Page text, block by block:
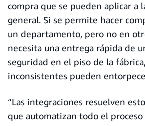
compra que se pueden aplicar a
general. Si se permite hacer
un departamento, pero no en
necesita una entrega rápida de
seguridad en el piso de la
inconsistentes pueden
“Las integraciones resuelven
que automatizan todo el proceso